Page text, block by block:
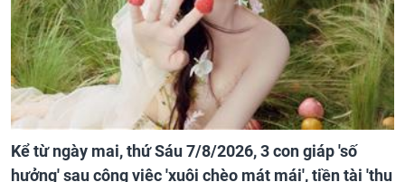
Kể từ ngày mai, thứ Sáu 7/8/2026, 3 con giáp 'số
hưởng' sau công việc 'xuôi chèo mát mái', tiền tài 'thu